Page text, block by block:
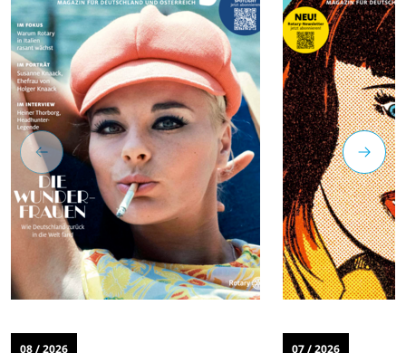
08 / 2026 07 / 2026